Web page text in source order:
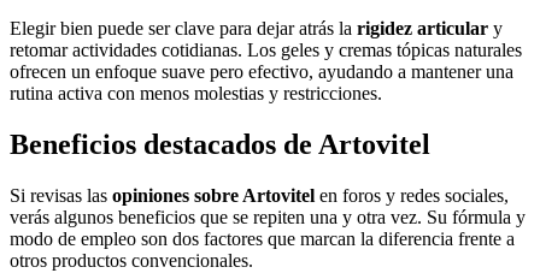
Elegir bien puede ser clave para dejar atrás la rigidez articular y
retomar actividades cotidianas. Los geles y cremas tópicas naturales
ofrecen un enfoque suave pero efectivo, ayudando a mantener una
rutina activa con menos molestias y restricciones.
Beneficios destacados de Artovitel
Si revisas las opiniones sobre Artovitel en foros y redes sociales,
verás algunos beneficios que se repiten una y otra vez. Su fórmula y
modo de empleo son dos factores que marcan la diferencia frente a
otros productos convencionales.